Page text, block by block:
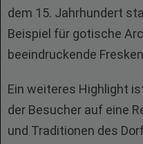
dem 15. Jahrhundert
Beispiel für gotische
beeindruckende
Ein weiteres Highlight
der Besucher auf eine
und Traditionen des